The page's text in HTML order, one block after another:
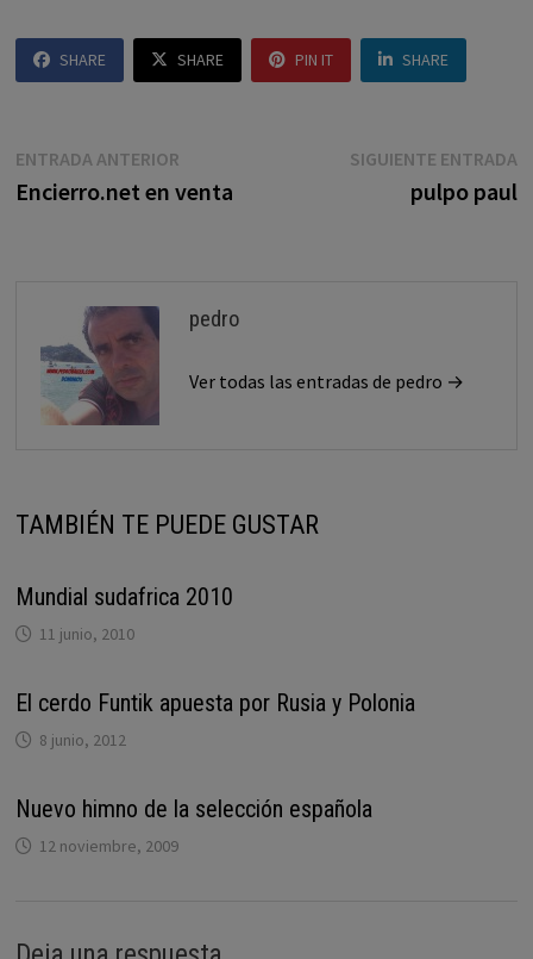
SHARE SHARE PIN IT SHARE
Navegación
de
ENTRADA ANTERIOREntrada
anterior:
Encierro.net en venta
SIGUIENTE ENTRADA
pulpo paul
pedro
Ver todas las entradas de pedro →
TAMBIÉN TE PUEDE GUSTAR
Mundial sudafrica 2010
11 junio, 2010
El cerdo Funtik apuesta por Rusia y Polonia
8 junio, 2012
Nuevo himno de la selección española
12 noviembre, 2009